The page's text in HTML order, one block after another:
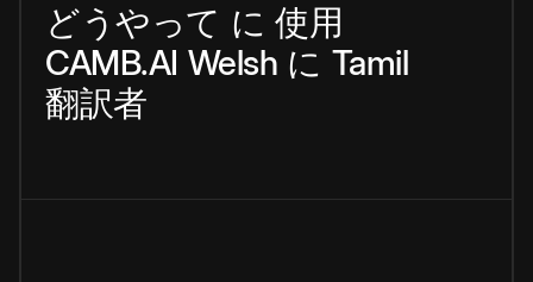
どうやって に 使用
CAMB.AI Welsh に Tamil
翻訳者